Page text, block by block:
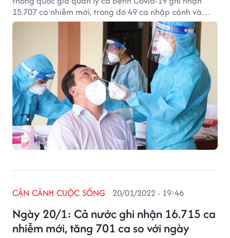
15.707 ca nhiễm mới, trong đó 49 ca nhập cảnh và
15.658 ca ghi nhận trong nước (giảm 243 ca so với
ngày trước đó) tại 61 tỉnh, thành phố (có 10.986 ca
Ngày 20/1: Cả nước ghi nhận 16.715 ca
nhiễm mới, tăng 701 ca so với ngày
CẬN CẢNH CUỘC SỐNG 20/01/2022 - 19:46